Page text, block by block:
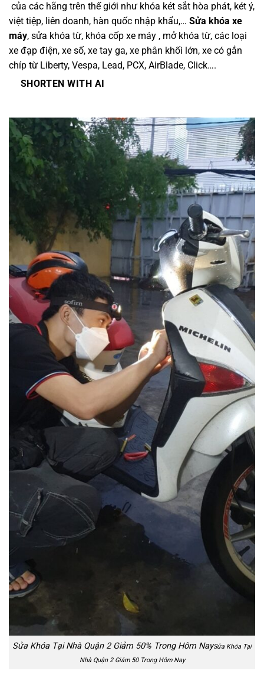
của các hãng trên thế giới như khóa két sắt hòa phát, két ý,
việt tiệp, liên doanh, hàn quốc nhập khẩu,… Sửa khóa xe
máy, sửa khóa từ, khóa cốp xe máy , mở khóa từ, các loại
xe đạp điện, xe số, xe tay ga, xe phân khối lớn, xe có gắn
chíp từ Liberty, Vespa, Lead, PCX, AirBlade, Click….
SHORTEN WITH AI
Sửa Khóa Tại Nhà Quận 2 Giảm 50% Trong Hôm NaySửa Khóa Tại
Nhà Quận 2 Giảm 50 Trong Hôm Nay